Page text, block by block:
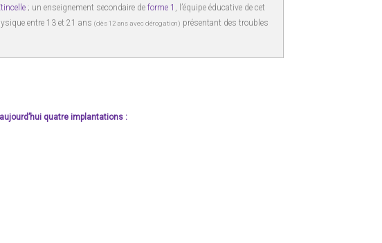
; un enseignement secondaire de forme 1 , l’équipe éducative de cet
entre 13 et 21 ans (dès 12 ans avec dérogation) présentant des troubles
quatre implantations :